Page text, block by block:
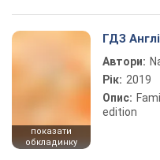
показати
обкладинку
ГДЗ
Автори:
Рік: 2019
Опис:
edition